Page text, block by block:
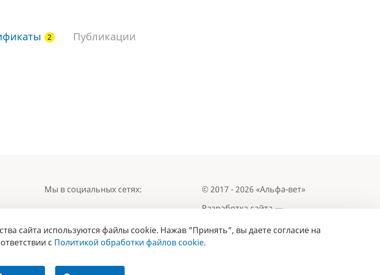
Публикации
Мы в социальных сетях:
БРЕНД
ГОДА 2017 - 2019
© 2017 - 2026 «Альфа-вет»
Разработка сайта —
Лицензия № 02150/1874, УНП 190845301
Информация, представленная на сайте, носит
сайта используются файлы cookie. Нажав "Принять", вы даете согласие на
с Политикой обработки файлов cookie.